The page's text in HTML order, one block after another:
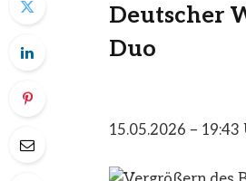
Deutscher
Duo
15.05.2026 – 19:43